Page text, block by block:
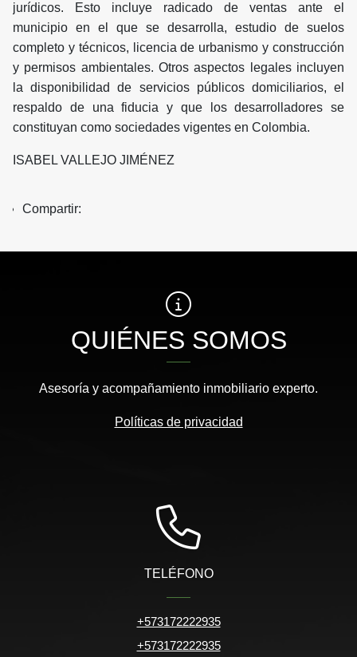
jurídicos. Esto incluye radicado de ventas ante el
municipio en el que se desarrolla, estudio de suelos
completo y técnicos, licencia de urbanismo y construcción
y permisos ambientales. Otros aspectos legales incluyen
la disponibilidad de servicios públicos domiciliarios, el
respaldo de una fiducia y que los desarrolladores se
constituyan como sociedades vigentes en Colombia.
ISABEL VALLEJO JIMÉNEZ
Compartir:
QUIÉNES SOMOS
Asesoría y acompañamiento inmobiliario experto.
Políticas de privacidad
TELÉFONO
+573172222935
+573172222935